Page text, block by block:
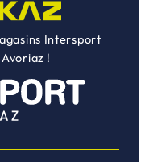
Intersport
!